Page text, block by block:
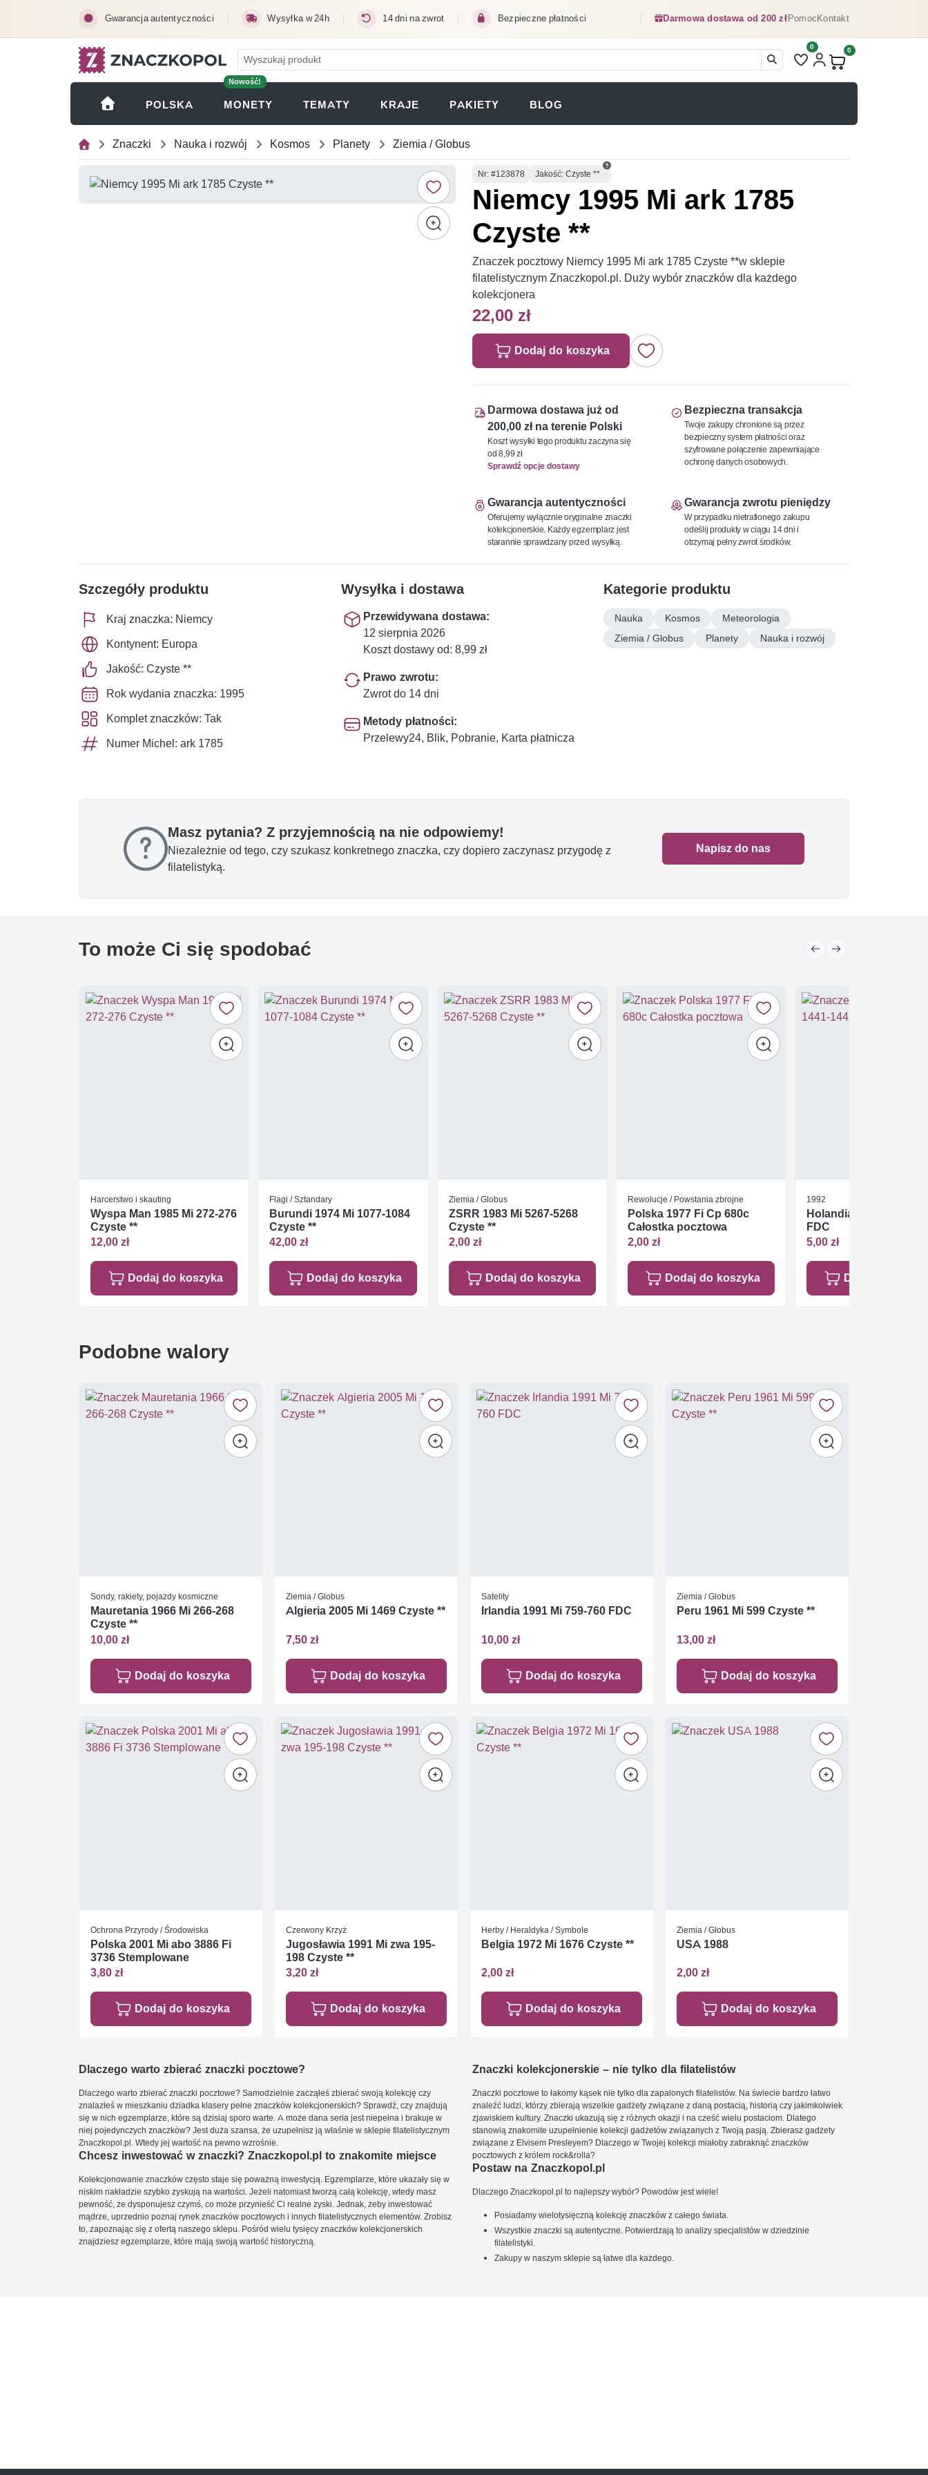
Gwarancja autentyczności Wysyłka w 24h 14 dni na zwrot Bezpieczne płatności Darmowa dostawa od 200 złPomocKontakt
Liczba pozycji na liście
0
Produkty w koszyku:
0
POLSKA
Nowość!
MONETY (OTWIERA SIĘ W NOWEJ KARCIE)
TEMATY KRAJE PAKIETY BLOG
Znaczki Nauka i rozwój Kosmos Planety Ziemia / Globus
Numer
Nr: #123878 Jakość: Czyste **
Niemcy 1995 Mi ark 1785
Czyste **
Znaczek pocztowy Niemcy 1995 Mi ark 1785 Czyste **w sklepie
filatelistycznym Znaczkopol.pl. Duży wybór znaczków dla każdego
kolekcjonera
22,00 zł
Dodaj do koszyka
Darmowa dostawa już od
200,00 zł na terenie Polski
Koszt wysyłki tego produktu zaczyna się
od 8,99 zł
Sprawdź opcje dostawy
Bezpieczna transakcja
Twoje zakupy chronione są przez
bezpieczny system płatności oraz
szyfrowane połączenie zapewniające
ochronę danych osobowych.
Gwarancja autentyczności
Oferujemy wyłącznie oryginalne znaczki
kolekcjonerskie. Każdy egzemplarz jest
starannie sprawdzany przed wysyłką.
Gwarancja zwrotu pieniędzy
W przypadku nietrafionego zakupu
odeślij produkty w ciągu 14 dni i
otrzymaj pełny zwrot środków.
Szczegóły produktu
Kraj znaczka: Niemcy
Kontynent: Europa
Jakość: Czyste **
Rok wydania znaczka: 1995
Komplet znaczków: Tak
Numer Michel: ark 1785
Wysyłka i dostawa
Przewidywana dostawa:
12 sierpnia 2026
Koszt dostawy od: 8,99 zł
Prawo zwrotu:
Zwrot do 14 dni
Metody płatności:
Przelewy24, Blik, Pobranie, Karta płatnicza
Kategorie produktu
Nauka Kosmos
Meteorologia
Ziemia / Globus
Planety Nauka i rozwój
Masz pytania? Z przyjemnością na nie odpowiemy!
Niezależnie od tego, czy szukasz konkretnego znaczka, czy dopiero zaczynasz przygodę z
filatelistyką.
Napisz do nas
To może Ci się spodobać
Harcerstwo i skauting
Wyspa Man 1985 Mi 272-276
Czyste **
12,00 zł
Dodaj do koszyka
Flagi / Sztandary
Burundi 1974 Mi 1077-1084
Czyste **
42,00 zł
Dodaj do koszyka
Ziemia / Globus
ZSRR 1983 Mi 5267-5268
Czyste **
2,00 zł
Dodaj do koszyka
Rewolucje / Powstania zbrojne
Polska 1977 Fi Cp 680c
Całostka pocztowa
2,00 zł
Dodaj do koszyka
1992
Holandia 1992 Mi
FDC
5,00 zł
Dodaj do
Podobne walory
Sondy, rakiety, pojazdy kosmiczne
Mauretania 1966 Mi 266-268
Czyste **
10,00 zł
Dodaj do koszyka
Ziemia / Globus
Algieria 2005 Mi 1469 Czyste **
7,50 zł
Dodaj do koszyka
Satelity
Irlandia 1991 Mi 759-760 FDC
10,00 zł
Dodaj do koszyka
Ziemia / Globus
Peru 1961 Mi 599 Czyste **
13,00 zł
Dodaj do koszyka
Ochrona Przyrody / Środowiska
Polska 2001 Mi abo 3886 Fi
3736 Stemplowane
3,80 zł
Dodaj do koszyka
Czerwony Krzyż
Jugosławia 1991 Mi zwa 195-
198 Czyste **
3,20 zł
Dodaj do koszyka
Herby / Heraldyka / Symbole
Belgia 1972 Mi 1676 Czyste **
2,00 zł
Dodaj do koszyka
Ziemia / Globus
USA 1988
2,00 zł
Dodaj do koszyka
Dlaczego warto zbierać znaczki pocztowe?
Dlaczego warto zbierać znaczki pocztowe? Samodzielnie zacząłeś zbierać swoją kolekcję czy
znalazłeś w mieszkaniu dziadka klasery pełne znaczków kolekcjonerskich? Sprawdź, czy znajdują
się w nich egzemplarze, które są dzisiaj sporo warte. A może dana seria jest niepełna i brakuje w
niej pojedynczych znaczków? Jest duża szansa, że uzupełnisz ją właśnie w sklepie filatelistycznym
Znaczkopol.pl. Wtedy jej wartość na pewno wzrośnie.
Chcesz inwestować w znaczki? Znaczkopol.pl to znakomite miejsce
Kolekcjonowanie znaczków często staje się poważną inwestycją. Egzemplarze, które ukazały się w
niskim nakładzie szybko zyskują na wartości. Jeżeli natomiast tworzą całą kolekcję, wtedy masz
pewność, że dysponujesz czymś, co może przynieść Ci realne zyski. Jednak, żeby inwestować
mądrze, uprzednio poznaj rynek znaczków pocztowych i innych filatelistycznych elementów. Zrobisz
to, zapoznając się z ofertą naszego sklepu. Pośród wielu tysięcy znaczków kolekcjonerskich
znajdziesz egzemplarze, które mają swoją wartość historyczną.
Znaczki kolekcjonerskie – nie tylko dla filatelistów
Znaczki pocztowe to łakomy kąsek nie tylko dla zapalonych filatelistów. Na świecie bardzo łatwo
znaleźć ludzi, którzy zbierają wszelkie gadżety związane z daną postacią, historią czy jakimkolwiek
zjawiskiem kultury. Znaczki ukazują się z różnych okazji i na cześć wielu postaciom. Dlatego
stanowią znakomite uzupełnienie kolekcji gadżetów związanych z Twoją pasją. Zbierasz gadżety
związane z Elvisem Presleyem? Dlaczego w Twojej kolekcji miałoby zabraknąć znaczków
pocztowych z królem rock&rolla?
Postaw na Znaczkopol.pl
Dlaczego Znaczkopol.pl to najlepszy wybór? Powodów jest wiele!
Posiadamy wielotysięczną kolekcję znaczków z całego świata.
Wszystkie znaczki są autentyczne. Potwierdzają to analizy specjalistów w dziedzinie
filatelistyki.
Zakupy w naszym sklepie są łatwe dla każdego.